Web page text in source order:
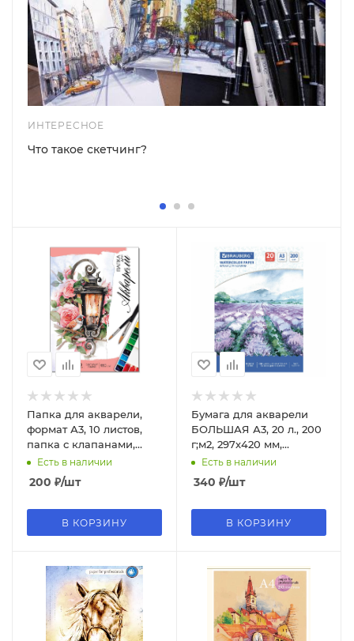
ИНТЕРЕСНОЕ
Что такое скетчинг?
Папка для акварели,
формат А3, 10 листов,
папка с клапанами,
62820
Есть в наличии
200 ₽/шт
В КОРЗИНУ
Бумага для акварели
БОЛЬШАЯ А3, 20 л., 200
г;м2, 297х420 мм,
BRAUBERG, 'Долина',
122908
Есть в наличии
340 ₽/шт
В КОРЗИНУ